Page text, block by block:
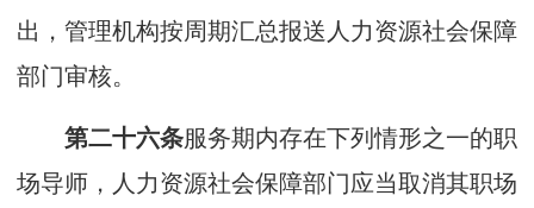
出，管理机构按周期汇总报送人力资源社会保障
部门审核。
第二十六条服务期内存在下列情形之一的职
场导师，人力资源社会保障部门应当取消其职场